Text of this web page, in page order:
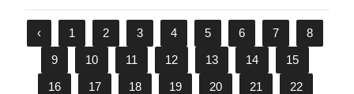
‹ 1 2 3 4 5 6 7
8
9
10 11 12 13 14
15
16
17 18 19 20 21
22